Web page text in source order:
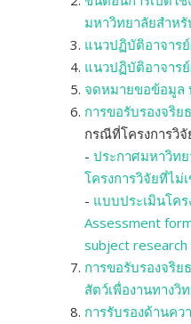
มหาวิทยาลัยสำห
แนวปฏิบัติอาจาร
แนวปฏิบัติอาจาร
จดหมายขอข้อมู
การขอรับรองจริย
กรณีที่โครงการวิ
- ประกาศมหาวิท
โครงการวิจัยที่ไม่
- แบบประเมินโคร
Assessment
subject research
การขอรับรองจริย
สัตว์เพื่องานทางวิ
การรับรองด้านค